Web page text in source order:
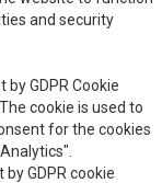
and security
by GDPR Cookie
cookie is used to
for the cookies
GDPR cookie